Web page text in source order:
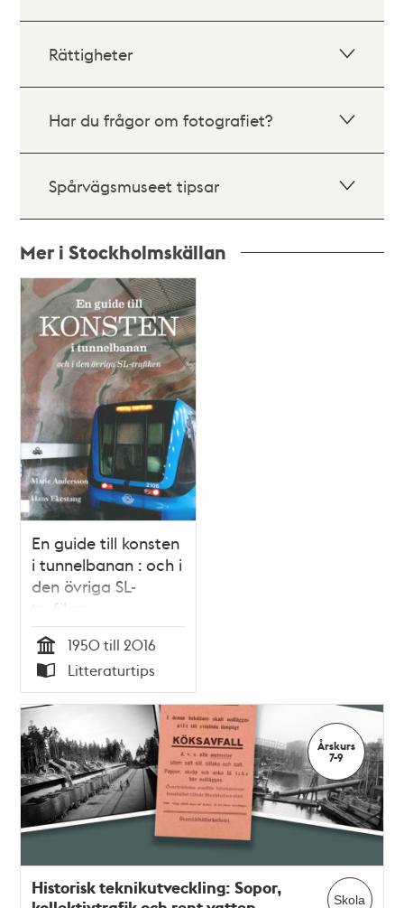
Rättigheter
Har du frågor om fotografiet?
Spårvägsmuseet tipsar
Mer i Stockholmskällan
Relaterade
poster
och
teman
En guide till konsten
i tunnelbanan : och i
den övriga SL-
trafiken
Tid
1950 till 2016
Typ
Litteraturtips
Årskurs
7-9
Skola
Historisk teknikutveckling: Sopor,